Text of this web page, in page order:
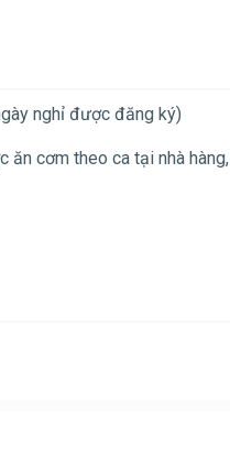
nghỉ được đăng ký)
ăn cơm theo ca tại nhà hàng,